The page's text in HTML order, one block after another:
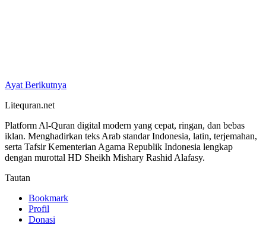
Ayat Berikutnya
Litequran.net
Platform Al-Quran digital modern yang cepat, ringan, dan bebas
iklan. Menghadirkan teks Arab standar Indonesia, latin, terjemahan,
serta Tafsir Kementerian Agama Republik Indonesia lengkap
dengan murottal HD Sheikh Mishary Rashid Alafasy.
Tautan
Bookmark
Profil
Donasi